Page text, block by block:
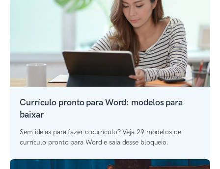
Currículo pronto para Word: modelos para
baixar
Sem ideias para fazer o currículo? Veja 29 modelos de
currículo pronto para Word e saia desse bloqueio.